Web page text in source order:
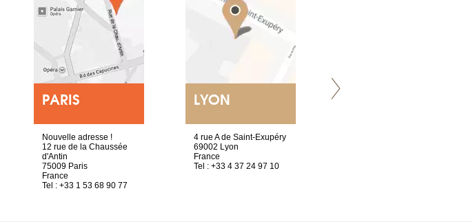
PARIS
Nouvelle adresse !
12 rue de la Chaussée
d'Antin
75009 Paris
France
Tel : +33 1 53 68 90 77
LYON
4 rue A de Saint-Exupéry
69002 Lyon
France
Tel : +33 4 37 24 97 10